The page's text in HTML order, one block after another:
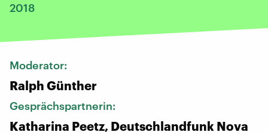
2018
Moderator:
Ralph Günther
Gesprächspartnerin:
Katharina Peetz, Deutschlandfunk Nova